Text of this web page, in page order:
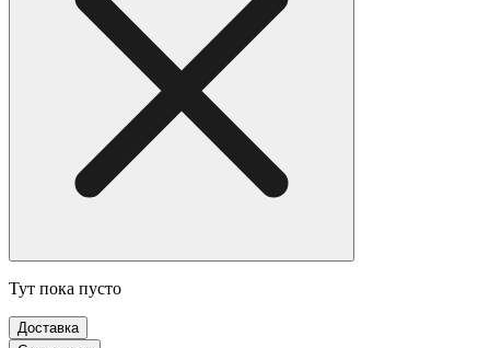
Тут пока пусто
Доставка